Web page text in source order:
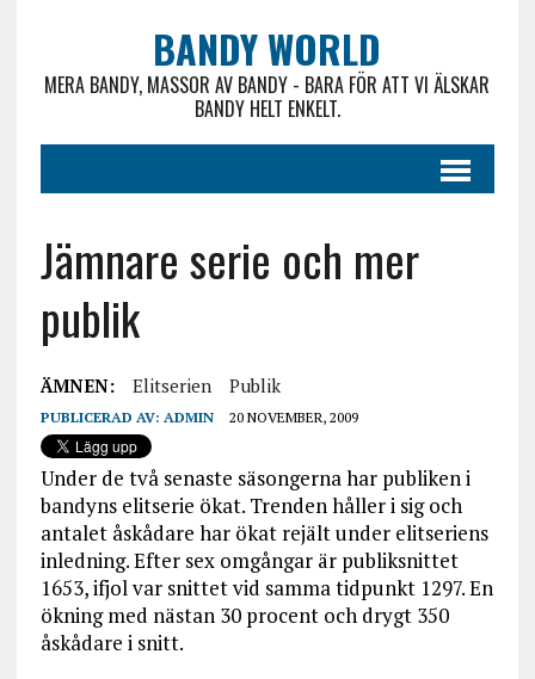
BANDY WORLD
MERA BANDY, MASSOR AV BANDY - BARA FÖR ATT VI ÄLSKAR
BANDY HELT ENKELT.
Jämnare serie och mer
publik
ÄMNEN: Elitserien Publik
PUBLICERAD AV: ADMIN 20 NOVEMBER, 2009
Under de två senaste säsongerna har publiken i
bandyns elitserie ökat. Trenden håller i sig och
antalet åskådare har ökat rejält under elitseriens
inledning. Efter sex omgångar är publiksnittet
1653, ifjol var snittet vid samma tidpunkt 1297. En
ökning med nästan 30 procent och drygt 350
åskådare i snitt.